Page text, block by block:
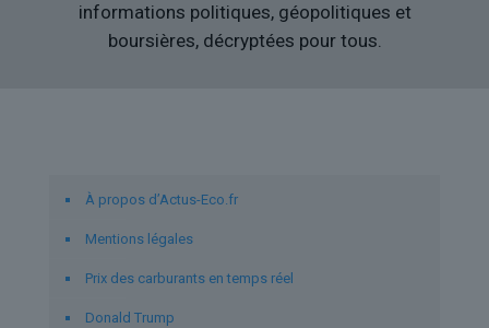
informations politiques, géopolitiques et
boursières, décryptées pour tous.
À propos d’Actus-Eco.fr
Mentions légales
Prix des carburants en temps réel
Donald Trump